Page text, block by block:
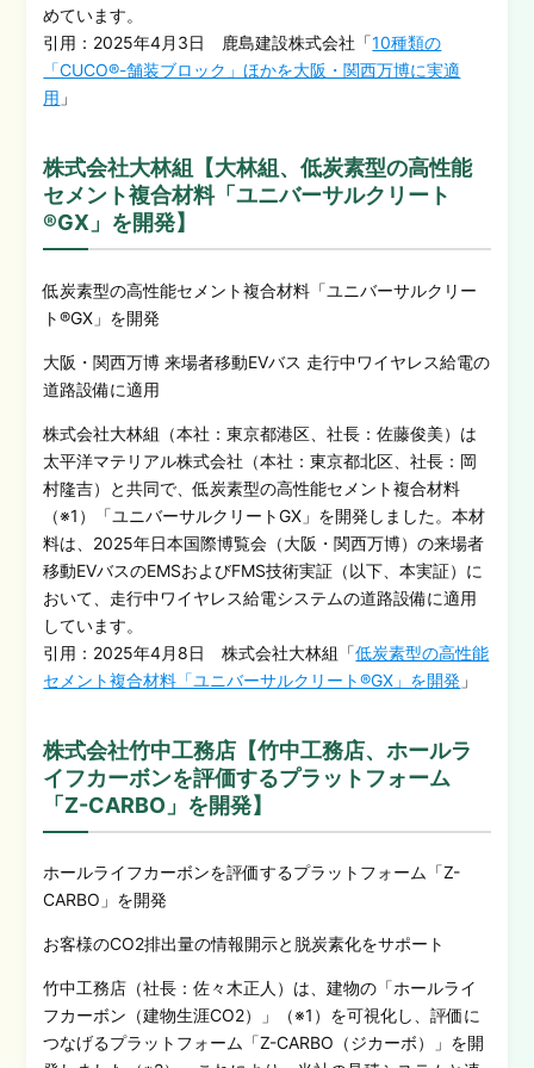
めています。
引用：2025年4月3日 鹿島建設株式会社「10種類の
「CUCO®-舗装ブロック」ほかを大阪・関西万博に実適
用 」
株式会社大林組【大林組、低炭素型の高性能
セメント複合材料「ユニバーサルクリート
®GX」を開発】
低炭素型の高性能セメント複合材料「ユニバーサルクリー
ト®GX」を開発
大阪・関西万博 来場者移動EVバス 走行中ワイヤレス給電の
道路設備に適用
株式会社大林組（本社：東京都港区、社長：佐藤俊美）は
太平洋マテリアル株式会社（本社：東京都北区、社長：岡
村隆吉）と共同で、低炭素型の高性能セメント複合材料
（※1）「ユニバーサルクリートGX」を開発しました。本材
料は、2025年日本国際博覧会（大阪・関西万博）の来場者
移動EVバスのEMSおよびFMS技術実証（以下、本実証）に
おいて、走行中ワイヤレス給電システムの道路設備に適用
しています。
引用：2025年4月8日 株式会社大林組「低炭素型の高性能
セメント複合材料「ユニバーサルクリート®GX」を開発 」
株式会社竹中工務店【竹中工務店、ホールラ
イフカーボンを評価するプラットフォーム
「Z-CARBO」を開発】
ホールライフカーボンを評価するプラットフォーム「Z-
CARBO」を開発
お客様のCO2排出量の情報開示と脱炭素化をサポート
竹中工務店（社長：佐々木正人）は、建物の「ホールライ
フカーボン（建物生涯CO2）」（※1）を可視化し、評価に
つなげるプラットフォーム「Z-CARBO（ジカーボ）」を開